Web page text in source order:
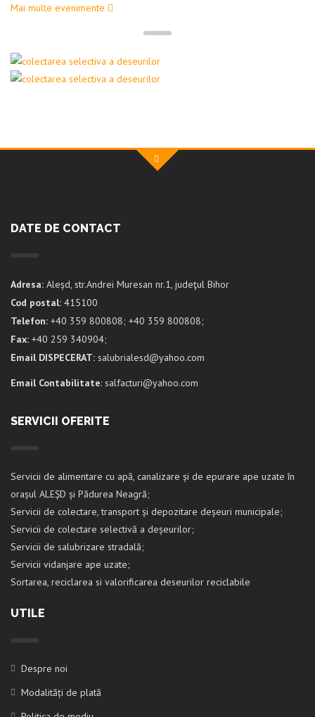
Mai multe evenimente
DATE DE CONTACT
Adresa: Aleșd, str.Andrei Muresan nr.1, judeţul Bihor
Cod postal: 415100
Telefon: +40 359 800808; +40 359 800808;
Fax: +40 259 340904;
Email DISPECERAT: salubrialesd@yahoo.com
Email Contabilitate: salfacturi@yahoo.com
SERVICII OFERITE
Servicii de alimentare cu apă, canalizare și de epurare ape uzate în
orașul ALEȘD și Pădurea Neagră;
Servicii de colectare, transport și depozitare deșeuri municipale;
Servicii de colectare selectivă a deșeurilor;
Servicii de salubrizare stradală;
Servicii vidanjare ape uzate;
Sortarea, reciclarea si valorificarea deseurilor reciclabile
UTILE
Despre noi
Modalități de plată